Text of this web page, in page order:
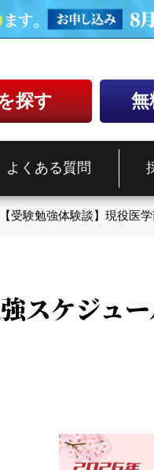
探す 無
よくある質問
【受験勉強体験談】現役医
スケジュー